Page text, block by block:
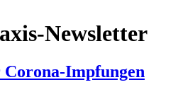
Newsletter
Corona-Impfungen